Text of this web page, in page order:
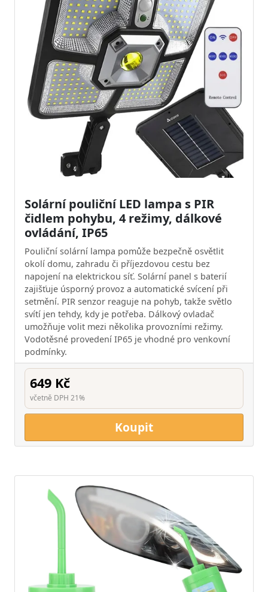
Solární pouliční LED lampa s PIR
čidlem pohybu, 4 režimy, dálkové
ovládání, IP65
Pouliční solární lampa pomůže bezpečně osvětlit
okolí domu, zahradu či příjezdovou cestu bez
napojení na elektrickou síť. Solární panel s baterií
zajišťuje úsporný provoz a automatické svícení při
setmění. PIR senzor reaguje na pohyb, takže světlo
svítí jen tehdy, kdy je potřeba. Dálkový ovladač
umožňuje volit mezi několika provozními režimy.
Vodotěsné provedení IP65 je vhodné pro venkovní
podmínky.
649 Kč
včetně DPH 21%
Koupit